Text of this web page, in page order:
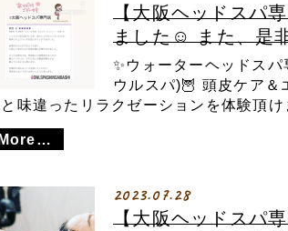
【大阪ヘッドスパ
ました☺️ また、是
✨ウォーターヘッドス
ウルスパ)🦉 頭皮ケア＆
味違ったリラクゼーションを体験頂
More…
2023.07.28
【大阪ヘッドスパ